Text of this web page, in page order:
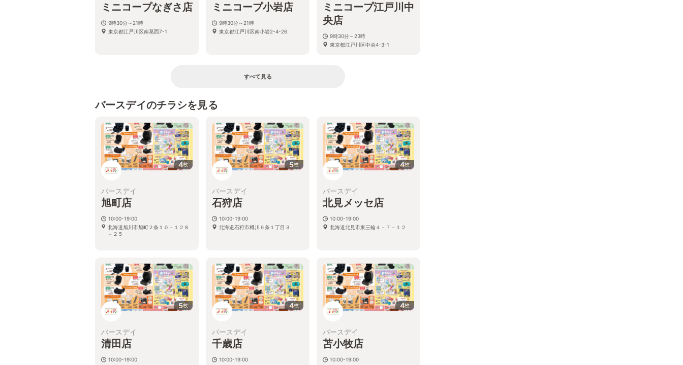
ミニコープなぎさ店
9時30分～21時
東京都江戸川区南葛西7-1
ミニコープ小岩店
9時30分～21時
東京都江戸川区南小岩2-4-26
ミニコープ江戸川中
央店
9時30分～23時
東京都江戸川区中央4-3-1
すべて見る
バースデイのチラシを見る
4枚
バースデイ
旭町店
10:00-19:00
北海道旭川市旭町２条１０－１２８
－２５
5枚
バースデイ
石狩店
10:00-19:00
北海道石狩市樽川６条１丁目３
4枚
バースデイ
北見メッセ店
10:00-19:00
北海道北見市東三輪４－７－１２
5枚
バースデイ
清田店
10:00-19:00
4枚
バースデイ
千歳店
10:00-19:00
4枚
バースデイ
苫小牧店
10:00-19:00